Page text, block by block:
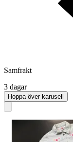
Samfrakt
3 dagar
Hoppa över karusell